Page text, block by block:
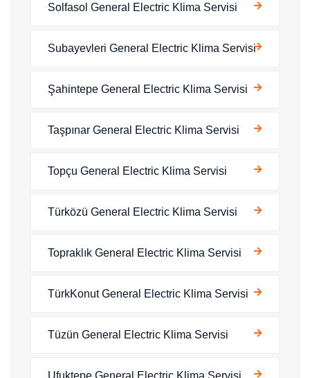
Solfasol General Electric Klima Servisi
Subayevleri General Electric Klima Servisi
Şahintepe General Electric Klima Servisi
Taşpınar General Electric Klima Servisi
Topçu General Electric Klima Servisi
Türközü General Electric Klima Servisi
Topraklık General Electric Klima Servisi
TürkKonut General Electric Klima Servisi
Tüzün General Electric Klima Servisi
Ufuktepe General Electric Klima Servisi